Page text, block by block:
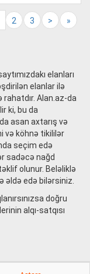
2 3 > »
elanları
elanlar ilə
Alan.az-da
ki, bu da
asan axtarış və
və köhnə tikililər
seçim edə
sadəcə nağd
olunur. Beləliklə
edə bilərsiniz.
doğru
alqı-satqısı